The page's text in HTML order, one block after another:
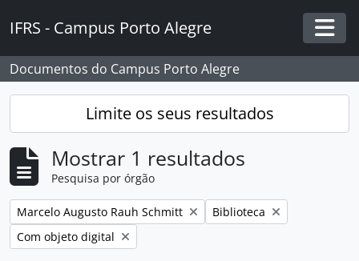
IFRS - Campus Porto Alegre
Documentos do Campus Porto Alegre
Limite os seus resultados
Mostrar 1 resultados
Pesquisa por órgão
Remover filtro:
Marcelo Augusto Rauh Schmitt Remover filtro:
Biblioteca
Remover filtro:
Com objeto digital